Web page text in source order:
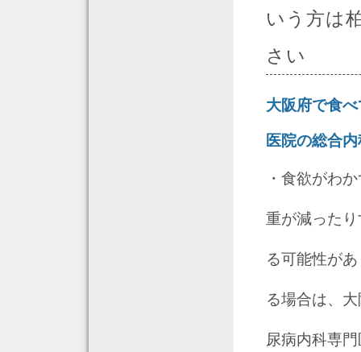
いう方は
さい
大阪府で食
医院の総合
・食欲がわ
重が減った
る可能性が
る場合は、
尿病内科専